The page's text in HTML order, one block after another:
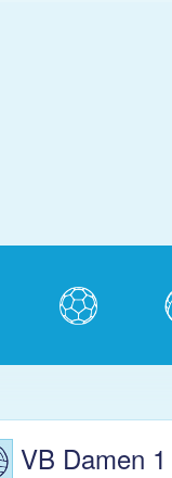
Handball
VB Damen